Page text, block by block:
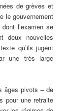
de grèves et
le gouvernement
l’examen se
deux nouvelles
qu’ils jugent
une très large
âges pivots – de
pour une retraite